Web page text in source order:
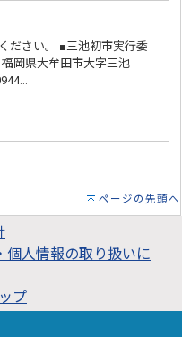
ださい。 ■三池初市実行委
県大牟田市大字三池
ページの先頭へ
個人情報の取り扱いに
プ